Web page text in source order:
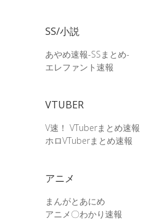
SS/小説
あやめ速報-SSまとめ-
エレファント速報
VTUBER
V速！ VTuberまとめ速報
ホロVTuberまとめ速報
アニメ
まんがとあにめ
アニメ〇わかり速報